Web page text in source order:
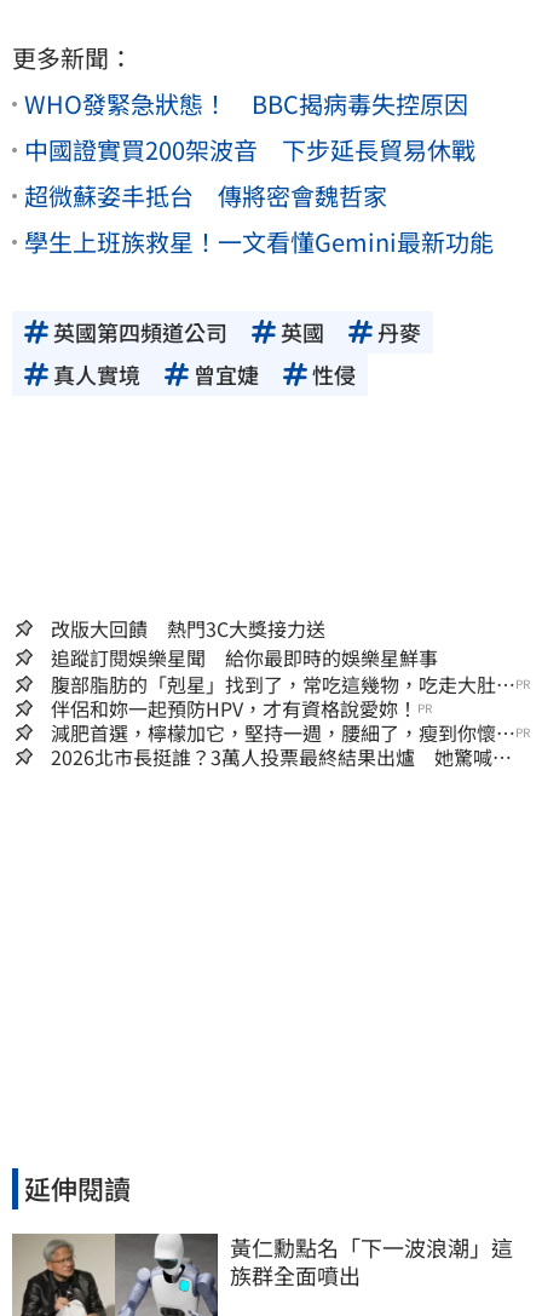
更多新聞：
WHO發緊急狀態！ BBC揭病毒失控原因
中國證實買200架波音 下步延長貿易休戰
超微蘇姿丰抵台 傳將密會魏哲家
學生上班族救星！一文看懂Gemini最新功能
英國第四頻道公司 英國
丹麥
真人實境
曾宜婕 性侵
改版大回饋 熱門3C大獎接力送
追蹤訂閱娛樂星聞 給你最即時的娛樂星鮮事
腹部脂肪的「剋星」找到了，常吃這幾物，吃走大肚
囊，瘦出小蠻腰
PR
伴侶和妳一起預防HPV，才有資格說愛妳！ PR
減肥首選，檸檬加它，堅持一週，腰細了，瘦到你懷疑
人生
PR
2026北市長挺誰？3萬人投票最終結果出爐 她驚喊：
延伸閱讀
黃仁勳點名「下一波浪潮」這
族群全面噴出